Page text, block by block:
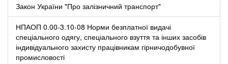
Закон України "Про залізничний транспорт"
НПАОП 0.00-3.10-08 Норми безплатної видачі
спеціального одягу, спеціального взуття та інших засобів
індивідуального захисту працівникам гірничодобувної
промисловості